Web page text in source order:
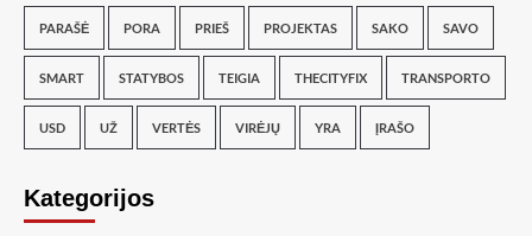
PARAŠĖ PORA PRIEŠ PROJEKTAS SAKO SAVO
SMART STATYBOS TEIGIA THECITYFIX TRANSPORTO
USD UŽ VERTĖS VIRĖJŲ YRA ĮRAŠO
Kategorijos